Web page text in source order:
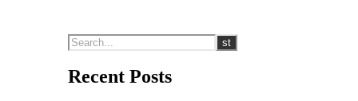
Recent Posts